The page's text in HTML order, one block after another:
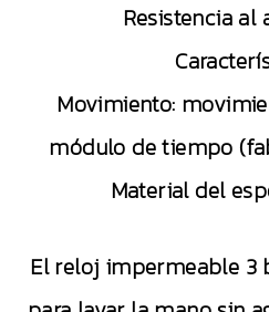
Resistencia al
Movimiento:
módulo de tiempo
Material del
El reloj impermeable 3